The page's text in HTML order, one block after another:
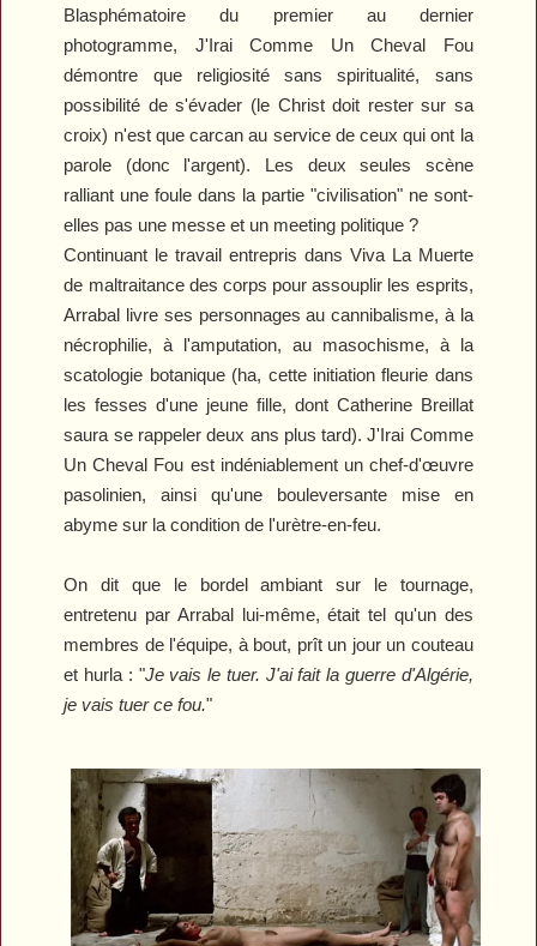
Blasphématoire du premier au dernier
photogramme, J'Irai Comme Un Cheval Fou
démontre que religiosité sans spiritualité, sans
possibilité de s'évader (le Christ doit rester sur sa
croix) n'est que carcan au service de ceux qui ont la
parole (donc l'argent). Les deux seules scène
ralliant une foule dans la partie "civilisation" ne sont-
elles pas une messe et un meeting politique ?
Continuant le travail entrepris dans Viva La Muerte
de maltraitance des corps pour assouplir les esprits,
Arrabal livre ses personnages au cannibalisme, à la
nécrophilie, à l'amputation, au masochisme, à la
scatologie botanique (ha, cette initiation fleurie dans
les fesses d'une jeune fille, dont Catherine Breillat
saura se rappeler deux ans plus tard).J'Irai Comme
Un Cheval Fou est indéniablement un chef-d'œuvre
pasolinien, ainsi qu'une bouleversante mise en
abyme sur la condition de l'urètre-en-feu.
On dit que le bordel ambiant sur le tournage,
entretenu par Arrabal lui-même, était tel qu'un des
membres de l'équipe, à bout, prît un jour un couteau
et hurla : "Je vais le tuer. J'ai fait la guerre d'Algérie,
je vais tuer ce fou."